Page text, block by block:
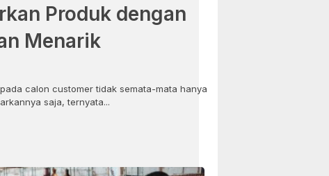
Produk dengan
Menarik
calon customer tidak semata-mata hanya
saja, ternyata...